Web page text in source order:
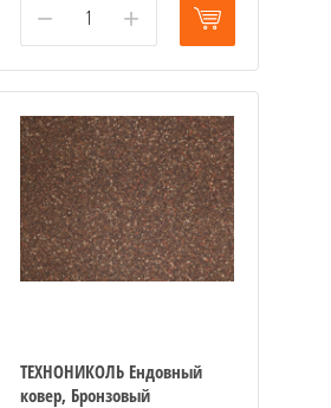
− +
ТЕХНОНИКОЛЬ Ендовный
ковер, Бронзовый